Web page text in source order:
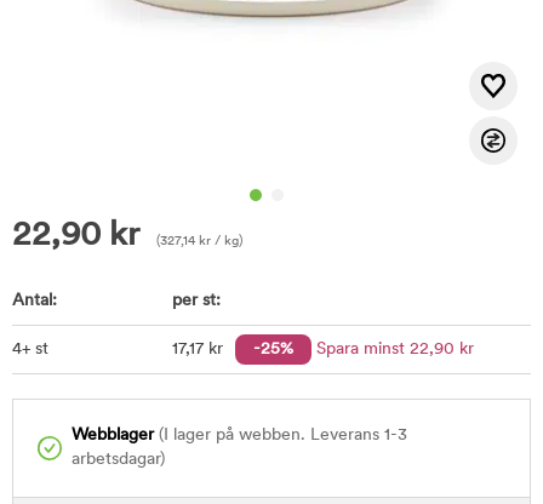
22,90 kr (327,14 kr / kg)
Antal: per st:
4+ st 17,17kr -25% Spara minst 22,90 kr
Webblager(I lager på webben. Leverans 1-3
arbetsdagar)